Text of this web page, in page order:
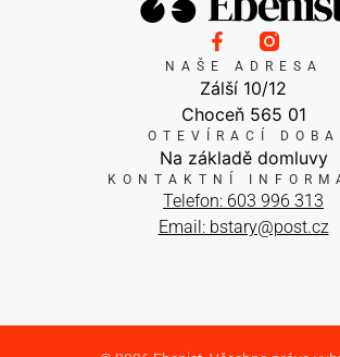
NAŠE ADRESA
Zálší 10/12
Choceň 565 01
OTEVÍRACÍ DOBA
Na základě domluvy
KONTAKTNÍ
Telefon: 603 996 313
Email: bstary@post.cz